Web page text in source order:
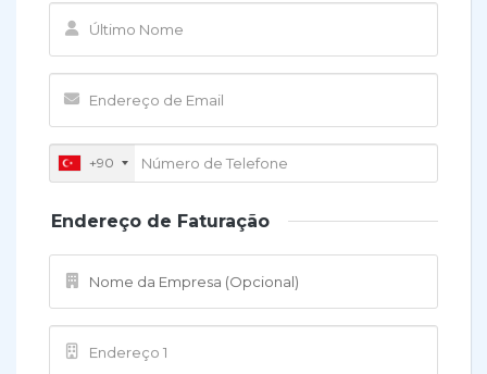
+90
Endereço de Faturação